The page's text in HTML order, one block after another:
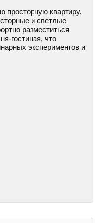
просторную квартиру.
и светлые
разместиться
гостиная, что
экспериментов и